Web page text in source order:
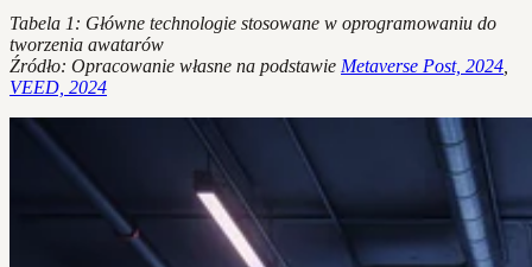
Tabela 1: Główne technologie stosowane w oprogramowaniu do
tworzenia awatarów
Źródło: Opracowanie własne na podstawie Metaverse Post, 2024
VEED, 2024